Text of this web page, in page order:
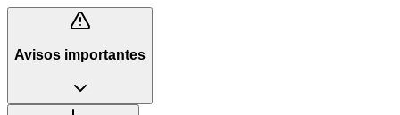
Avisos importantes